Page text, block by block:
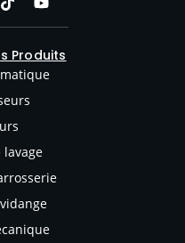
Produits